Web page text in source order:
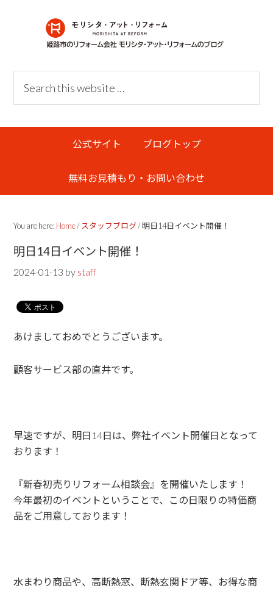
Header
Right
this
公式サイト ブログトップ
無料お見積もり・お問い合わせ
You are here: Home/ スタッフブログ /明日14日イベント開催！
明日14日イベント開催！
2024-01-13 by staff
あけましておめでとうございます。
顧客サービス部の直井です。
早速ですが、明日14日は、弊社イベント開催日となって
おります！
『新春初売りリフォーム相談会』を開催いたします！
今年最初のイベントということで、この日限りの特価商
品をご用意しております！
水まわり商品や、高断熱窓、断熱玄関ドア等、お得な商